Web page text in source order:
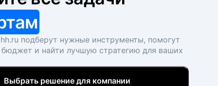
подберут нужные инструменты, помогут
бюджет и найти лучшую стратегию для ваших
Выбрать решение для компании